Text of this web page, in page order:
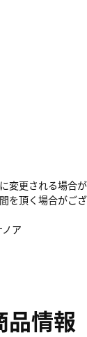
更される場合
頂く場合がござ
ア
品情報